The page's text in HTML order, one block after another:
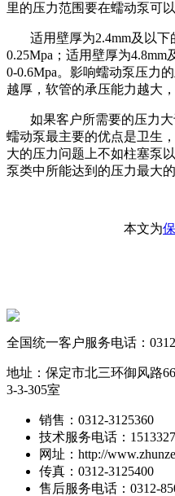
里的压力范围要在蠕动泵可
适用壁厚为2.4mm及以下
0.25Mpa ；适用壁厚为4.8mm
0-0.6Mpa。影响蠕动泵压力
越厚，软管的承压能力越大
如果客户所需要的压力
蠕动泵最主要的优点是卫生
大的压力问题上不如柱塞泵
泵类中所能达到的压力最大的
本文为
全国统一客户服务电话：
地址：保定市北三环御风路
3-3-305室
销售：0312-3125360
技术服务电话：
网址：http://
传真：0312-3125400
售后服务电话：0312-